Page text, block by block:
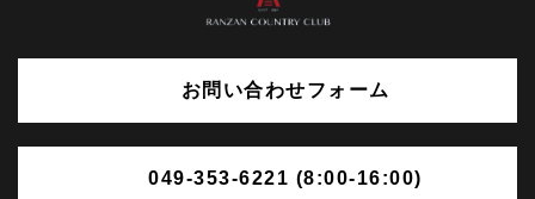
お問い合わせフォーム
049-353-6221 (8:00-16:00)